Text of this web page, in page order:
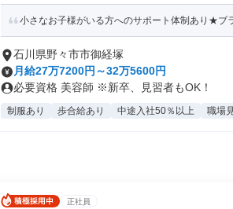
小さなお子様がいる方へのサポート体制あり★ブ
石川県野々市市御経塚
月給27万7200円～32万5600円
必要資格 美容師 ※新卒、見習者もOK！
制服あり 歩合給あり 中途入社50％以上 職場
正社員